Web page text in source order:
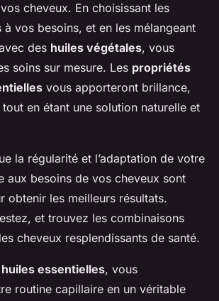
cheveux. En choisissant les
à vos besoins, et en les mélangeant
des huiles végétales, vous
soins sur mesure. Les propriétés
vous apporteront brillance,
en étant une solution naturelle et
la régularité et l’adaptation de votre
aux besoins de vos cheveux sont
obtenir les meilleurs résultats.
et trouvez les combinaisons
cheveux resplendissants de santé.
huiles essentielles, vous
routine capillaire en un véritable